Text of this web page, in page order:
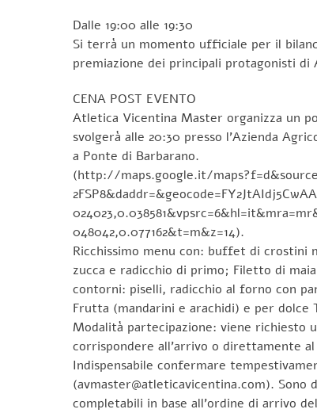
Dalle 19:00 alle 19:30
Si terrà un momento ufficiale per il
premiazione dei principali protagonisti di
CENA POST EVENTO
Atletica Vicentina Master organizza un
svolgerà alle 20:30 presso l’Azienda
a Ponte di Barbarano.
(http://maps.google.it/
048042,0.077162&t=m&z=14).
Ricchissimo menu con: buffet di crostini
zucca e radicchio di primo; Filetto di
contorni: piselli, radicchio al forno con
Frutta (mandarini e arachidi) e per dolce
Modalità partecipazione: viene richiesto
corrispondere all’arrivo o direttamente
Indispensabile confermare
(avmaster@atleticavicentina.com). Sono
completabili in base all’ordine di arrivo